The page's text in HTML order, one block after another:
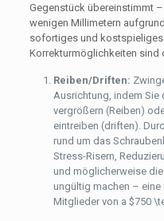
Gegenstück übereinstimmt
wenigen Millimetern
sofortiges und kostspieliges
Korrekturmöglichkeiten sind
Reiben/Driften:
Ausrichtung, indem
vergrößern (Reiben)
eintreiben (driften).
rund um das
Stress-Risern,
und möglicherweise
ungültig machen –
Mitglieder von a $750